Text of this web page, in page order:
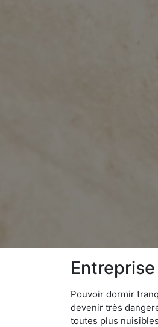
Pouvoir dormir
devenir très
toutes plus